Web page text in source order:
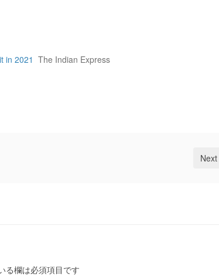
in 2021 The Indian Express
る欄は必須項目です